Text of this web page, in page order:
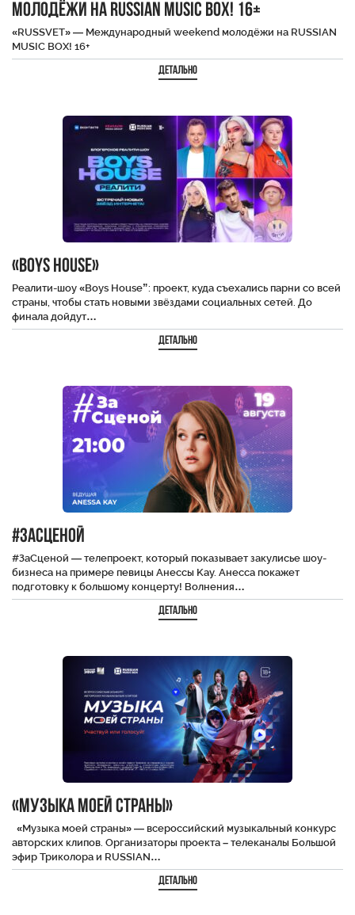
молодёжи на RUSSIAN MUSIC BOX! 16+
«RUSSVET» — Международный weekend молодёжи на RUSSIAN
MUSIC BOX! 16+
Детально
«BOYS HOUSE»
Реалити-шоу «Boys House”: проект, куда съехались парни со всей
страны, чтобы стать новыми звёздами социальных сетей. До
финала дойдут…
Детально
#ЗаСценой
#ЗаСценой — телепроект, который показывает закулисье шоу-
бизнеса на примере певицы Анессы Kay. Анесса покажет
подготовку к большому концерту! Волнения…
Детально
«Музыка моей страны»
«Музыка моей страны» — всероссийский музыкальный конкурс
авторских клипов. Организаторы проекта – телеканалы Большой
эфир Триколора и RUSSIAN…
Детально